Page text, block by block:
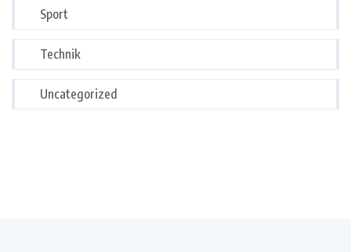
Sport
Technik
Uncategorized